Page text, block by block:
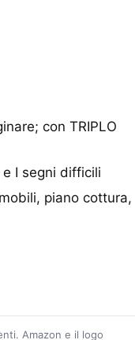
con TRIPLO
e I segni difficili
piano cottura,
Amazon e il logo